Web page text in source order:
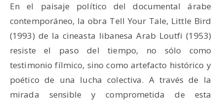
En el paisaje político del documental árabe
contemporáneo, la obra Tell Your Tale, Little Bird
(1993) de la cineasta libanesa Arab Loutfi (1953)
resiste el paso del tiempo, no sólo como
testimonio fílmico, sino como artefacto histórico y
poético de una lucha colectiva. A través de la
mirada sensible y comprometida de esta